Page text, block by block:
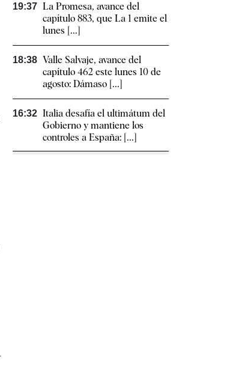
19:37 La Promesa, avance del
capítulo 883, que La 1 emite el
lunes [...]
18:38 Valle Salvaje, avance del
capítulo 462 este lunes 10 de
agosto: Dámaso [...]
16:32 Italia desafía el ultimátum del
Gobierno y mantiene los
controles a España: [...]